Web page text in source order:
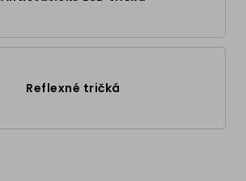
Reflexné tričká